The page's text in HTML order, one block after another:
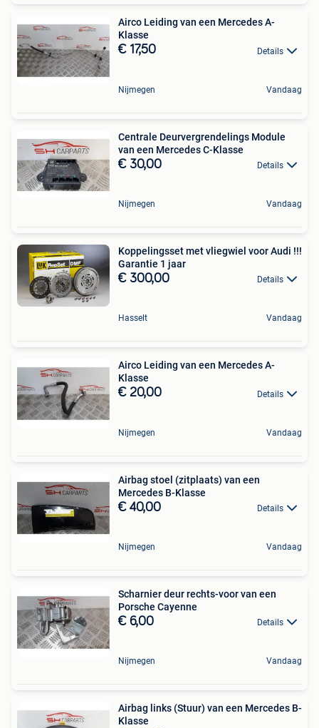
Airco Leiding van een Mercedes A-
Klasse
€ 17,50 Details
Nijmegen Vandaag
Centrale Deurvergrendelings Module
van een Mercedes C-Klasse
€ 30,00 Details
Nijmegen Vandaag
Koppelingsset met vliegwiel voor Audi !!!
Garantie 1 jaar
€ 300,00 Details
Hasselt Vandaag
Airco Leiding van een Mercedes A-
Klasse
€ 20,00 Details
Nijmegen Vandaag
Airbag stoel (zitplaats) van een
Mercedes B-Klasse
€ 40,00 Details
Nijmegen Vandaag
Scharnier deur rechts-voor van een
Porsche Cayenne
€ 6,00 Details
Nijmegen Vandaag
Airbag links (Stuur) van een Mercedes B-
Klasse